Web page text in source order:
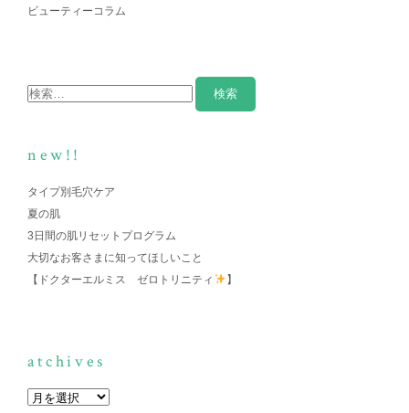
ビューティーコラム
new!!
タイプ別毛穴ケア
夏の肌
3日間の肌リセットプログラム
大切なお客さまに知ってほしいこと
【ドクターエルミス ゼロトリニティ
】
atchives